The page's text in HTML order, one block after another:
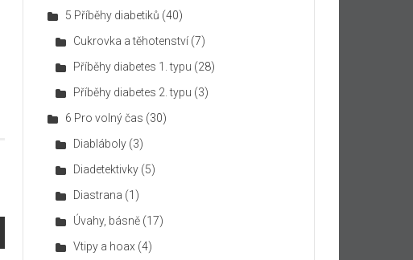
5 Příběhy diabetiků (40)
Cukrovka a těhotenství (7)
Příběhy diabetes 1. typu (28)
Příběhy diabetes 2. typu (3)
6 Pro volný čas (30)
Diabláboly (3)
Diadetektivky (5)
Diastrana (1)
Úvahy, básně (17)
Vtipy a hoax (4)